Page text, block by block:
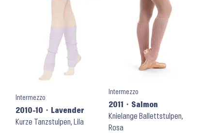
Intermezzo
2010-10 ⬝ Lavender
Kurze Tanzstulpen, Lila
Intermezzo
2011 ⬝ Salmon
Knielange Ballettstulpen,
Rosa